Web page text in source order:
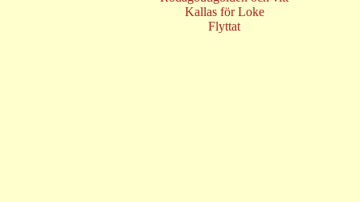
Kallas för Loke
Flyttat